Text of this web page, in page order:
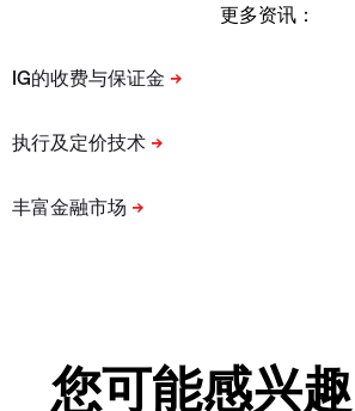
更多资讯：
您可能感兴